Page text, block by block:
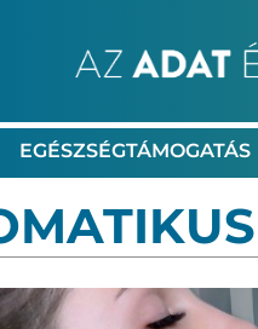
EGÉSZSÉGTÁMOGATÁS